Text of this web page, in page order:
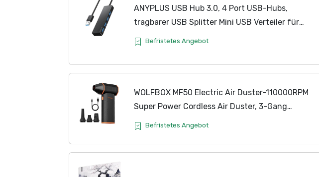
ANYPLUS USB Hub 3.0, 4 Port USB-Hubs,
tragbarer USB Splitter Mini USB Verteiler für
Desktop, Laptop, Xbox, Flash Drive, HDD, Konsole,
Befristetes Angebot
WOLFBOX MF50 Electric Air Duster-110000RPM
Super Power Cordless Air Duster, 3-Gang
einstellbare Mini-Gebläse mit Akku, Staubbläser
Befristetes Angebot